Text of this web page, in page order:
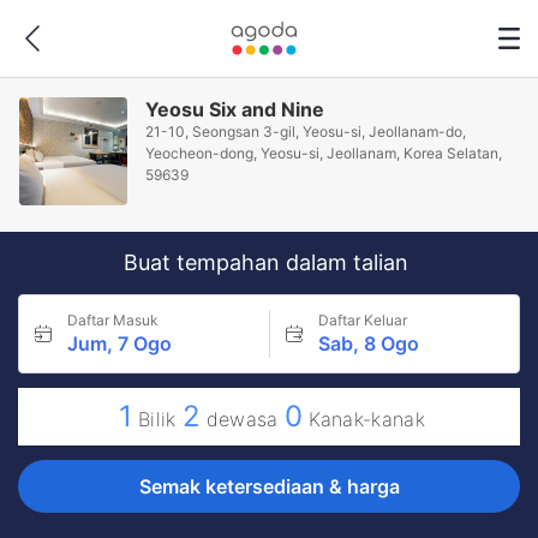
Yeosu Six and Nine
21-10, Seongsan 3-gil, Yeosu-si, Jeollanam-do,
Yeocheon-dong, Yeosu-si, Jeollanam, Korea Selatan,
59639
Buat tempahan dalam talian
Daftar Masuk
Jum, 7 Ogo
Daftar Keluar
Sab, 8 Ogo
1 Bilik 2 dewasa 0 Kanak-kanak
Semak ketersediaan & harga